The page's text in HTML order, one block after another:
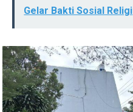
Gelar Bakti Sosial Religi